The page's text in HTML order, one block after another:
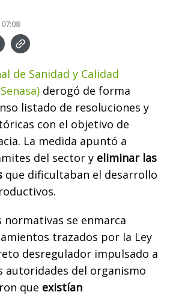
07:08
de Sanidad y Calidad
derogó de forma
listado de resoluciones y
con el objetivo de
La medida apuntó a
del sector y eliminar las
que dificultaban el desarrollo
normativas se enmarca
trazados por la Ley
desregulador impulsado a
autoridades del organismo
que existían